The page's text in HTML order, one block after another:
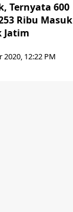
Ternyata 600
Ribu Masuk
Jatim
2020, 12:22 PM